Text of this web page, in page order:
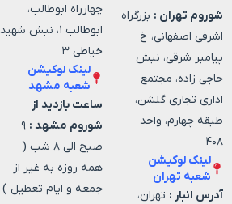
شوروم تهران : بزرگراه
اشرفی اصفهانی، خ
پیامبر شرقی، نبش
حاجی زاده، مجتمع
اداری تجاری گلشن،
طبقه چهارم، واحد
۴۰۸
لینک لوکیشن
شعبه تهران
آدرس انبار : تهران،
چهارراه ابوطالب،
ابوطالب ۱، نبش شهید
خیاطی ۳
لینک لوکیشن
شعبه مشهد
ساعت بازدید از
شوروم مشهد : ۹
صبح الی ۸ شب (
همه روزه به غیر از
جمعه و ایام تعطیل )